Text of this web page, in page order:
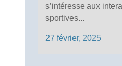
s’intéresse aux
sportives...
27 février, 2025